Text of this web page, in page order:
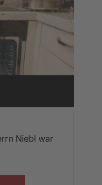
Niebl war